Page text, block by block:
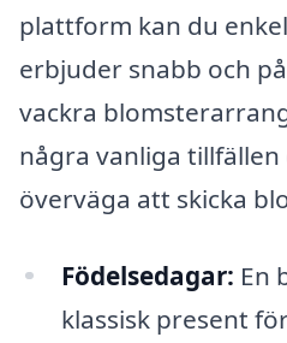
plattform kan du
erbjuder snabb och
vackra
några vanliga tillfällen
överväga att skicka
Födelsedagar: En
klassisk present